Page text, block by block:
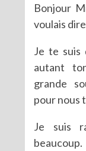
Bonjour
voulais
Je te suis
autant
grande
pour nous
Je suis
beaucoup.